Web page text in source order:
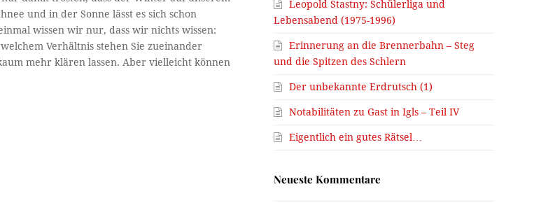
und in der Sonne lässt es sich schon
wissen wir nur, dass wir nichts wissen:
Verhältnis stehen Sie zueinander
mehr klären lassen. Aber vielleicht können
Leopold Stastny: Schülerliga und
Lebensabend (1975-1996)
Erinnerung an die Brennerbahn – Steg
und die Spitzen des Schlern
Der unbekannte Erdrutsch (1)
Notabilitäten zu Gast in Igls – Teil IV
Eigentlich ein gutes Rätsel…
Neueste Kommentare